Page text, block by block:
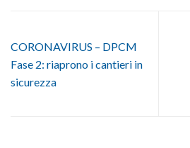
CORONAVIRUS – DPCM
Fase 2: riaprono i cantieri in
sicurezza